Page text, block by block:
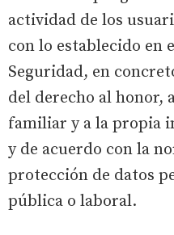
actividad de los
con lo establecido en
Seguridad, en
del derecho al honor,
familiar y a la propia
y de acuerdo con la
protección de datos
pública o laboral.